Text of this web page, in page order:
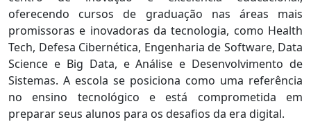
oferecendo cursos de graduação nas áreas mais
promissoras e inovadoras da tecnologia, como Health
Tech, Defesa Cibernética, Engenharia de Software, Data
Science e Big Data, e Análise e Desenvolvimento de
Sistemas. A escola se posiciona como uma referência
no ensino tecnológico e está comprometida em
preparar seus alunos para os desafios da era digital.